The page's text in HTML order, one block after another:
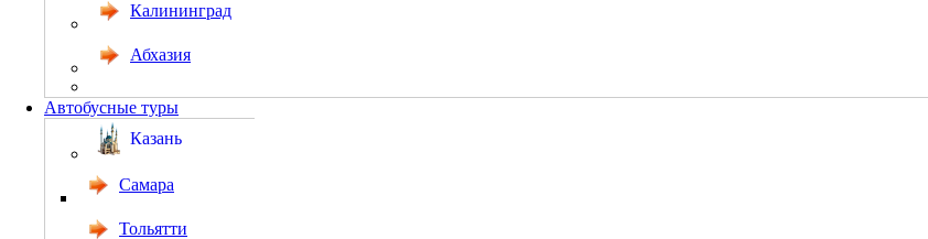
Калининград
Абхазия
Автобусные туры
Казань
Самара
Тольятти